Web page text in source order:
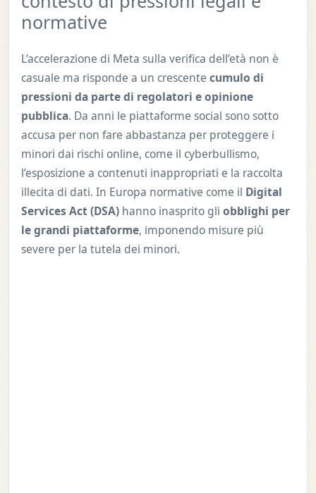
normative
L’accelerazione di Meta sulla verifica dell’età non è
casuale ma risponde a un crescente cumulo di
pressioni da parte di regolatori e opinione
pubblica. Da anni le piattaforme social sono sotto
accusa per non fare abbastanza per proteggere i
minori dai rischi online, come il cyberbullismo,
l’esposizione a contenuti inappropriati e la raccolta
illecita di dati. In Europa normative come il Digital
Services Act (DSA)hanno inasprito gli obblighi per
le grandi piattaforme, imponendo misure più
severe per la tutela dei minori.